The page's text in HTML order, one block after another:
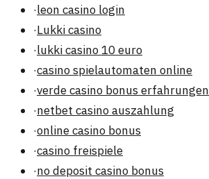
·leon casino login
·Lukki casino
·lukki casino 10 euro
·casino spielautomaten online
·verde casino bonus erfahrungen
·netbet casino auszahlung
·online casino bonus
·casino freispiele
·no deposit casino bonus